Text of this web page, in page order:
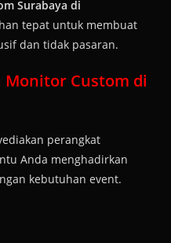
Surabaya di
tepat untuk membuat
dan tidak pasaran.
Monitor Custom di
perangkat
Anda menghadirkan
kebutuhan event.